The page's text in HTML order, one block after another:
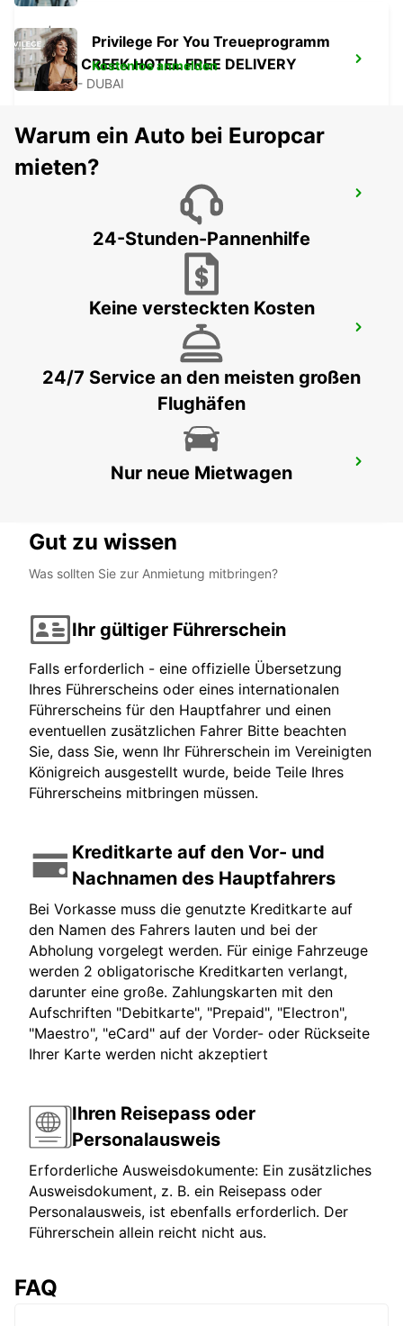
SUHA CREEK HOTEL FREE DELIVERY
DUBAI - DUBAI
SUHA JBR HOTEL FREE DELIVERY
DUBAI INT. FLUGHAFEN TERMINAL 1
DUBAI INT. FLUGHAFEN TERMINAL 3
Privilege For You Treueprogramm
Kostenlos anmelden
Warum ein Auto bei Europcar
mieten?
24-Stunden-Pannenhilfe
Keine versteckten Kosten
24/7 Service an den meisten großen
Flughäfen
Nur neue Mietwagen
Gut zu wissen
Was sollten Sie zur Anmietung mitbringen?
Ihr gültiger Führerschein
Falls erforderlich - eine offizielle Übersetzung
Ihres Führerscheins oder eines internationalen
Führerscheins für den Hauptfahrer und einen
eventuellen zusätzlichen Fahrer Bitte beachten
Sie, dass Sie, wenn Ihr Führerschein im Vereinigten
Königreich ausgestellt wurde, beide Teile Ihres
Führerscheins mitbringen müssen.
Kreditkarte auf den Vor- und
Nachnamen des Hauptfahrers
Bei Vorkasse muss die genutzte Kreditkarte auf
den Namen des Fahrers lauten und bei der
Abholung vorgelegt werden. Für einige Fahrzeuge
werden 2 obligatorische Kreditkarten verlangt,
darunter eine große. Zahlungskarten mit den
Aufschriften "Debitkarte", "Prepaid", "Electron",
"Maestro", "eCard" auf der Vorder- oder Rückseite
Ihrer Karte werden nicht akzeptiert
Ihren Reisepass oder
Personalausweis
Erforderliche Ausweisdokumente: Ein zusätzliches
Ausweisdokument, z. B. ein Reisepass oder
Personalausweis, ist ebenfalls erforderlich. Der
Führerschein allein reicht nicht aus.
FAQ